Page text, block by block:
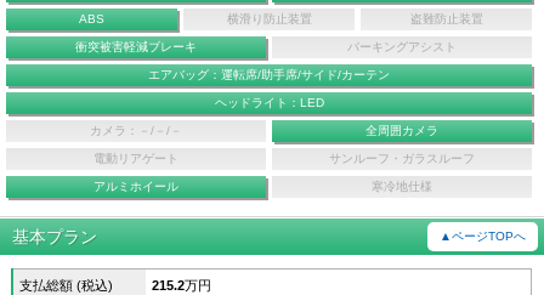
ABS 横滑り防止装置 盗難防止装置
衝突被害軽減ブレーキ パーキングアシスト
エアバッグ：運転席/助手席/サイド/カーテン
ヘッドライト：LED
カメラ：－/－/－ 全周囲カメラ
電動リアゲート サンルーフ・ガラスルーフ
アルミホイール 寒冷地仕様
基本プラン ▲ページTOPへ
支払総額 (税込) 215.2万円